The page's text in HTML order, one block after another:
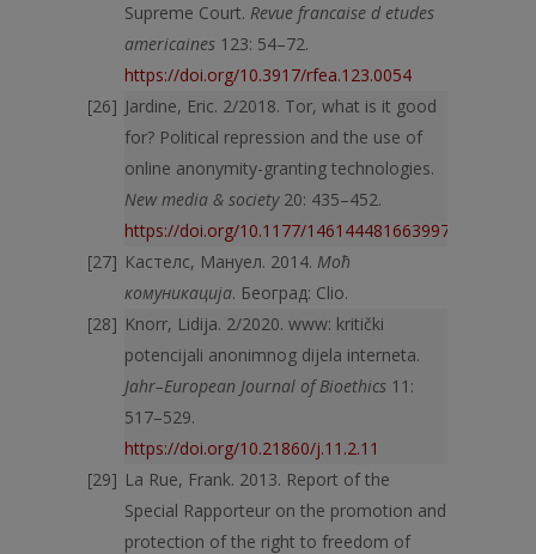
Supreme Court. Revue francaise d etudes
americaines 123: 54–72.
https://doi.org/10.3917/rfea.123.0054
Jardine, Eric. 2/2018. Tor, what is it good
for? Political repression and the use of
online anonymity-granting technologies.
New media & society20: 435–452.
https://doi.org/10.1177/1461444816639976
Кастелс, Мануел. 2014. Моћ
комуникација. Београд: Clio.
Knorr, Lidija. 2/2020. www: kritički
potencijali anonimnog dijela interneta.
Jahr–European Journal of Bioethics 11:
517–529.
https://doi.org/10.21860/j.11.2.11
La Rue, Frank. 2013. Report of the
Special Rapporteur on the promotion and
protection of the right to freedom of